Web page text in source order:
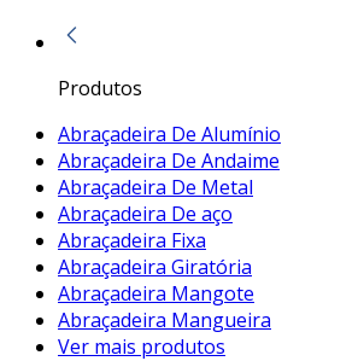
Produtos
Abraçadeira De Alumínio
Abraçadeira De Andaime
Abraçadeira De Metal
Abraçadeira De aço
Abraçadeira Fixa
Abraçadeira Giratória
Abraçadeira Mangote
Abraçadeira Mangueira
Ver mais produtos